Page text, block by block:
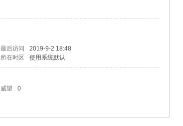
最后访问
2019-9-2 18:48
所在时区 使用系统默认
威望
0